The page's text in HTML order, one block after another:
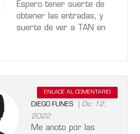
Espero tener suerte de
obtener las entradas, y
suerte de ver a TAN en
ENLACE AL COMENTARIO
DIEGO FUNES
Dic 12,
2022
Me anoto por las